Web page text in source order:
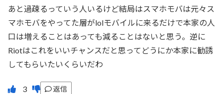
あと過疎るっていう人いるけど結局はスマホモバは元々ス
マホモバをやってた層がlolモバイルに来るだけで本家の人
口は増えることはあっても減ることはないと思う。逆に
Riotはこれをいいチャンスだと思ってどうにか本家に勧誘
してもらいたいくらいだわ
返信